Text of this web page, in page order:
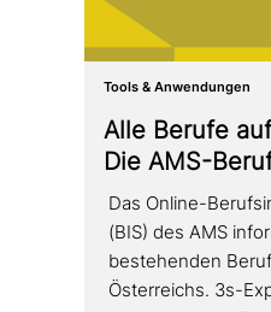
Tools & Anwendungen
Alle Berufe
Die AMS-
Das Online-
(BIS) des AMS
bestehen­den
Österreichs. 3s-